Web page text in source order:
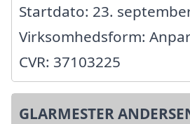
Startdato: 23.
Virksomhedsform:
CVR: 37103225
GLARMESTER